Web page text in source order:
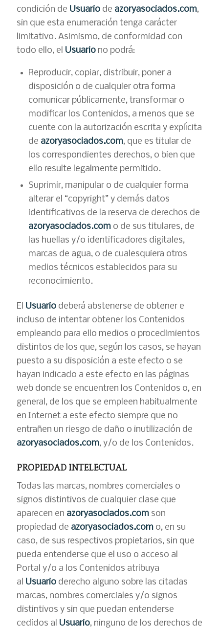
condición de Usuario de azoryasociados.com,
sin que esta enumeración tenga carácter
limitativo. Asimismo, de conformidad con
todo ello, el Usuario no podrá:
Reproducir, copiar, distribuir, poner a
disposición o de cualquier otra forma
comunicar públicamente, transformar o
modificar los Contenidos, a menos que se
cuente con la autorización escrita y explícita
de azoryasociados.com, que es titular de
los correspondientes derechos, o bien que
ello resulte legalmente permitido.
Suprimir, manipular o de cualquier forma
alterar el “copyright” y demás datos
identificativos de la reserva de derechos de
azoryasociados.com o de sus titulares, de
las huellas y/o identificadores digitales,
marcas de agua, o de cualesquiera otros
medios técnicos establecidos para su
reconocimiento.
El Usuario deberá abstenerse de obtener e
incluso de intentar obtener los Contenidos
empleando para ello medios o procedimientos
distintos de los que, según los casos, se hayan
puesto a su disposición a este efecto o se
hayan indicado a este efecto en las páginas
web donde se encuentren los Contenidos o, en
general, de los que se empleen habitualmente
en Internet a este efecto siempre que no
entrañen un riesgo de daño o inutilización de
azoryasociados.com, y/o de los Contenidos.
PROPIEDAD INTELECTUAL
Todas las marcas, nombres comerciales o
signos distintivos de cualquier clase que
aparecen en azoryasociados.com son
propiedad de azoryasociados.com o, en su
caso, de sus respectivos propietarios, sin que
pueda entenderse que el uso o acceso al
Portal y/o a los Contenidos atribuya
al Usuario derecho alguno sobre las citadas
marcas, nombres comerciales y/o signos
distintivos y sin que puedan entenderse
cedidos al Usuario, ninguno de los derechos de